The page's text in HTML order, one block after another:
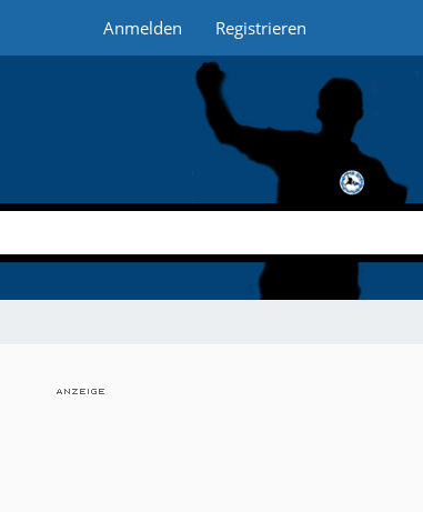
Anmelden Registrieren